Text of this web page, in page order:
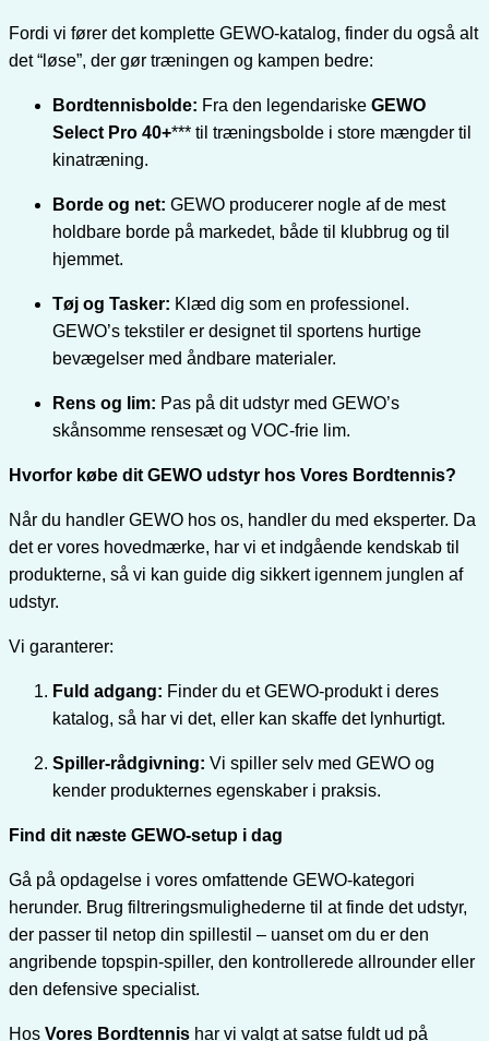
Fordi vi fører det komplette GEWO-katalog, finder du også alt
det “løse”, der gør træningen og kampen bedre:
Bordtennisbolde: Fra den legendariske GEWO
Select Pro 40+*** til træningsbolde i store mængder til
kinatræning.
Borde og net: GEWO producerer nogle af de mest
holdbare borde på markedet, både til klubbrug og til
hjemmet.
Tøj og Tasker: Klæd dig som en professionel.
GEWO’s tekstiler er designet til sportens hurtige
bevægelser med åndbare materialer.
Rens og lim: Pas på dit udstyr med GEWO’s
skånsomme rensesæt og VOC-frie lim.
Hvorfor købe dit GEWO udstyr hos Vores Bordtennis?
Når du handler GEWO hos os, handler du med eksperter. Da
det er vores hovedmærke, har vi et indgående kendskab til
produkterne, så vi kan guide dig sikkert igennem junglen af
udstyr.
Vi garanterer:
Fuld adgang: Finder du et GEWO-produkt i deres
katalog, så har vi det, eller kan skaffe det lynhurtigt.
Spiller-rådgivning: Vi spiller selv med GEWO og
kender produkternes egenskaber i praksis.
Find dit næste GEWO-setup i dag
Gå på opdagelse i vores omfattende GEWO-kategori
herunder. Brug filtreringsmulighederne til at finde det udstyr,
der passer til netop din spillestil – uanset om du er den
angribende topspin-spiller, den kontrollerede allrounder eller
den defensive specialist.
Hos Vores Bordtennis har vi valgt at satse fuldt ud på